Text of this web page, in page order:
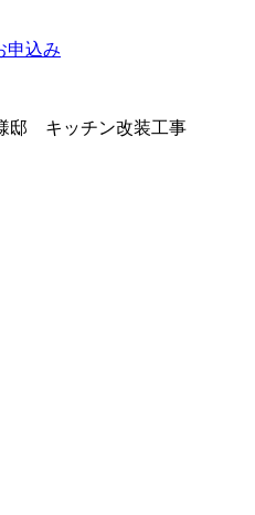
申込み
邸 キッチン改装工事